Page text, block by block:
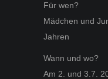
Für wen?
Mädchen und
Jahren
Wann und wo?
Am 2. und 3.7.